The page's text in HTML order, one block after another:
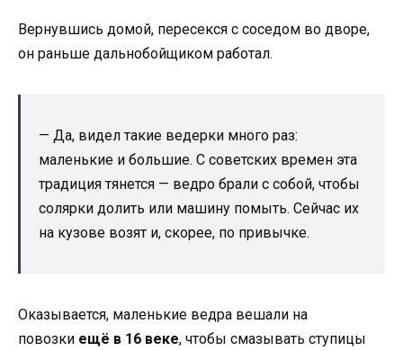
Вернувшись домой, пересекся с соседом во дворе,
он раньше дальнобойщиком работал.
— Да, видел такие ведерки много раз:
маленькие и большие. С советских времен эта
традиция тянется — ведро брали с собой, чтобы
солярки долить или машину помыть. Сейчас их
на кузове возят и, скорее, по привычке.
Оказывается, маленькие ведра вешали на
повозки ещё в 16 веке, чтобы смазывать ступицы